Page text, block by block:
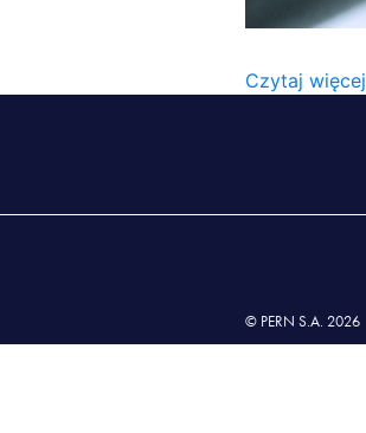
Czytaj więcej
© PERN S.A. 2026